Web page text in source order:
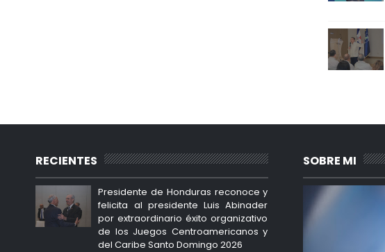
RECIENTES
Presidente de Honduras reconoce y
felicita al presidente Luis Abinader
por extraordinario éxito organizativo
de los Juegos Centroamericanos y
del Caribe Santo Domingo 2026
SOBRE MI